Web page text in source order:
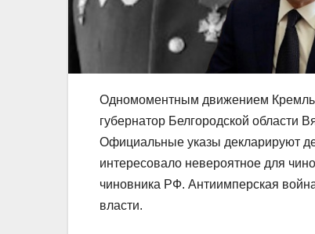
Одномоментным движением Кремль
губернатор Белгородской области
Официальные указы декларируют
интересовало невероятное для
чиновника РФ. Антиимперская
власти.